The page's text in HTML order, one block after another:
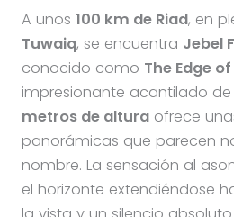
A unos 100 km de Riad, en
Tuwaiq, se encuentra Jebel
conocido como The Edge
impresionante acantilado
metros de alturaofrece
panorámicas que parecen
nombre. La sensación al
el horizonte extendiéndose